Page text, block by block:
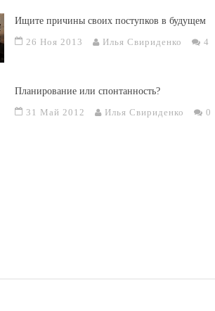
Ищите причины своих поступков в будущем
26 Ноя 2013
Илья Свириденко 4
Планирование или спонтанность?
31 Май 2012
Илья Свириденко 0